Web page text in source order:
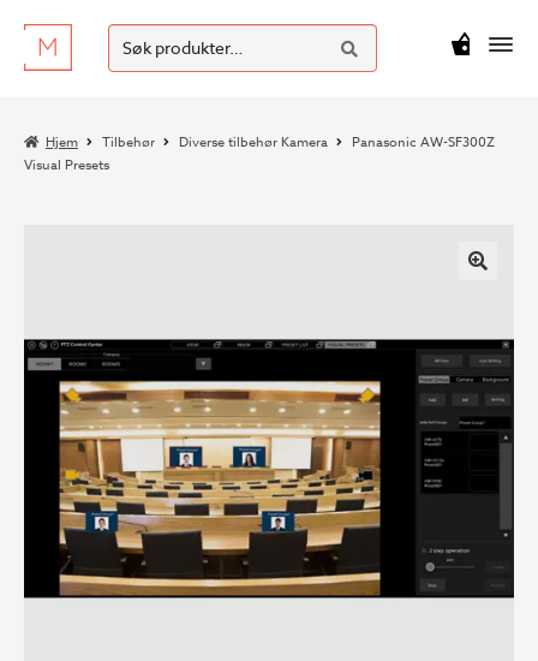
Hopp
til
Hopp
til
Søk
etter:
SØK
kr0
Hjem Tilbehør Diverse tilbehør Kamera
Panasonic AW-SF300Z
Visual Presets